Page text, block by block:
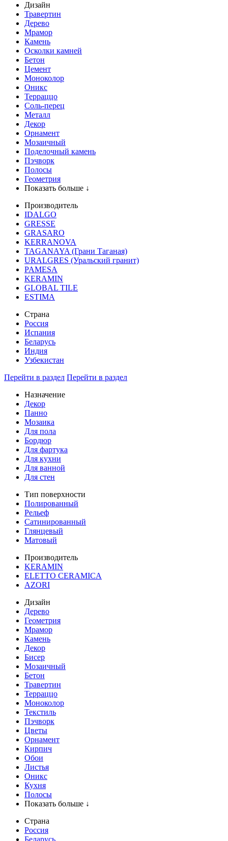
Дизайн
Травертин
Дерево
Мрамор
Камень
Осколки камней
Бетон
Цемент
Моноколор
Оникс
Терраццо
Соль-перец
Металл
Декор
Орнамент
Мозаичный
Поделочный камень
Пэчворк
Полосы
Геометрия
Показать больше ↓
Производитель
IDALGO
GRESSE
GRASARO
KERRANOVA
TAGANAYA (Грани Таганая)
URALGRES (Уральский гранит)
PAMESA
KERAMIN
GLOBAL TILE
ESTIMA
Страна
Россия
Испания
Беларусь
Индия
Узбекистан
Перейти в раздел Перейти в раздел
Назначение
Декор
Панно
Мозаика
Для пола
Бордюр
Для фартука
Для кухни
Для ванной
Для стен
Тип поверхности
Полированный
Рельеф
Сатинированный
Глянцевый
Матовый
Производитель
KERAMIN
ELETTO CERAMICA
AZORI
Дизайн
Дерево
Геометрия
Мрамор
Камень
Декор
Бисер
Мозаичный
Бетон
Травертин
Терраццо
Моноколор
Текстиль
Пэчворк
Цветы
Орнамент
Кирпич
Обои
Листья
Оникс
Кухня
Полосы
Показать больше ↓
Страна
Россия
Беларусь